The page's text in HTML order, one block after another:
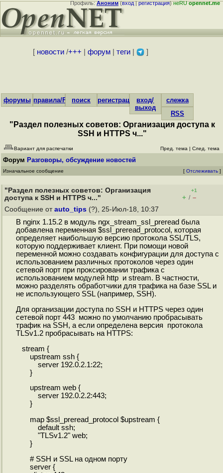
Профиль:Аноним(вход|регистрация)неRUopennet.me
[ новости/+++ форум| теги| ]
форумы правила/FAQпоиск регистрациявход/
выход
слежка
RSS
"Раздел полезных советов: Организация доступа к
SSH и HTTPS ч..."
Вариант для распечатки Пред. тема | След. тема
Форум Разговоры, обсуждение новостей
Изначальное сообщение [ Отслеживать ]
"Раздел полезных советов: Организация
доступа к SSH и HTTPS ч..."
+1
+ / –
Сообщение от auto_tips (?), 25-Июл-18, 10:37
В nginx 1.15.2 в модуль ngx_stream_ssl_preread была
добавлена переменная $ssl_preread_protocol, которая
определяет наибольшую версию протокола SSL/TLS,
которую поддерживает клиент. При помощи новой
переменной можно создавать конфигурации для доступа с
использованием различных протоколов через один
сетевой порт при проксировании трафика с
использованием модулей http и stream. В частности,
можно разделять обработчики для трафика на базе SSL и
не использующего SSL (например, SSH).
Для организации доступа по SSH и HTTPS через один
сетевой порт 443 можно по умолчанию пробрасывать
трафик на SSH, а если определена версия протокола
TLSv1.2 пробрасывать на HTTPS:
stream {
upstream ssh {
server 192.0.2.1:22;
}
upstream web {
server 192.0.2.2:443;
}
map $ssl_preread_protocol $upstream {
default ssh;
"TLSv1.2" web;
}
# SSH и SSL на одном порту
server {